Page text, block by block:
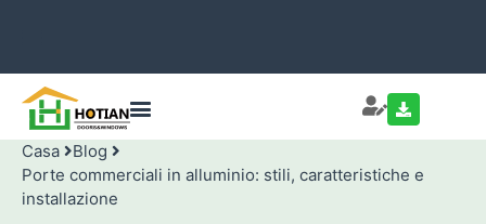
Casa
Blog
Porte commerciali in alluminio: stili, caratteristiche e
installazione